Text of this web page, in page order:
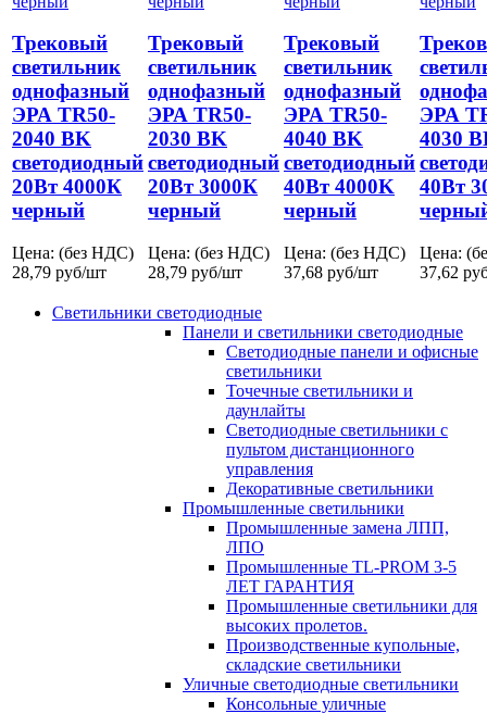
Трековый
светильник
однофазный
ЭРА TR50-
2040 BK
светодиодный
20Вт 4000К
черный
Цена: (без НДС)
28,79 руб/шт
Трековый
светильник
однофазный
ЭРА TR50-
2030 BK
светодиодный
20Вт 3000К
черный
Цена: (без НДС)
28,79 руб/шт
Трековый
светильник
однофазный
ЭРА TR50-
4040 BK
светодиодный
40Вт 4000K
черный
Цена: (без НДС)
37,68 руб/шт
ЭРА
4030
40Вт
Цена:
37,62
Светильники светодиодные
Панели и светильники светодиодные
Светодиодные панели и офисные
светильники
Точечные светильники и
даунлайты
Светодиодные светильники с
пультом дистанционного
управления
Декоративные светильники
Промышленные светильники
Промышленные замена ЛПП,
ЛПО
Промышленные TL-PROM 3-5
ЛЕТ ГАРАНТИЯ
Промышленные светильники для
высоких пролетов.
Производственные купольные,
складские светильники
Уличные светодиодные светильники
Консольные уличные